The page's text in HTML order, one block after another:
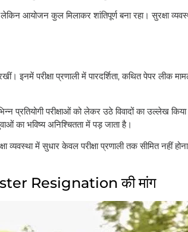
लेकिन आयोजन कुल मिलाकर शांतिपूर्ण बना रहा। सुरक्षा
इनमें परीक्षा प्रणाली में पारदर्शिता, कथित पेपर लीक
प्रतियोगी परीक्षाओं को लेकर उठे विवादों का उल्लेख
का भविष्य अनिश्चितता में पड़ जाता है।
व्यवस्था में सुधार केवल परीक्षा प्रणाली तक सीमित नहीं
Resignation की मांग